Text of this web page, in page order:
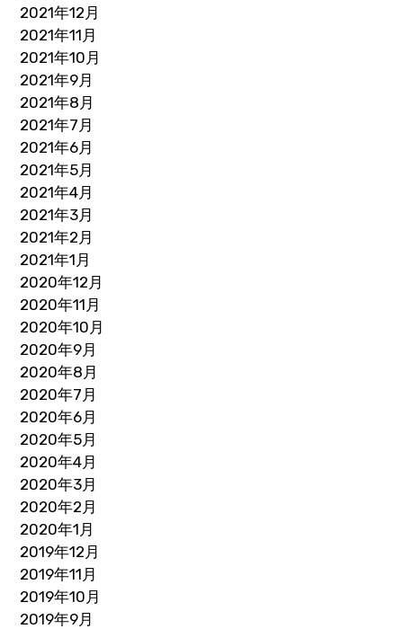
2021年12月
2021年11月
2021年10月
2021年9月
2021年8月
2021年7月
2021年6月
2021年5月
2021年4月
2021年3月
2021年2月
2021年1月
2020年12月
2020年11月
2020年10月
2020年9月
2020年8月
2020年7月
2020年6月
2020年5月
2020年4月
2020年3月
2020年2月
2020年1月
2019年12月
2019年11月
2019年10月
2019年9月